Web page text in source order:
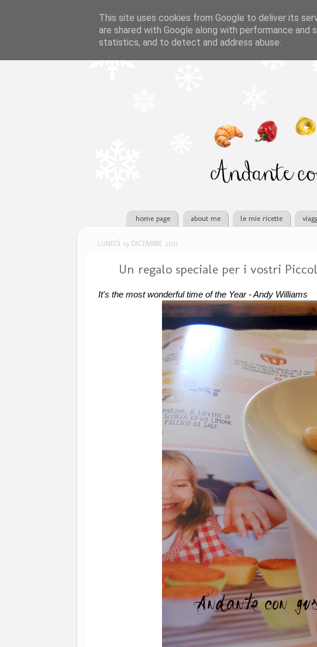
home page about me le mie ricette
LUNEDÌ 19 DICEMBRE 2011
Un regalo speciale per i vostri
It's the most wonderful time of the Year - Andy Williams
This site uses cookies from Google to deliver its
are shared with Google along with performance
statistics, and to detect and address abuse.